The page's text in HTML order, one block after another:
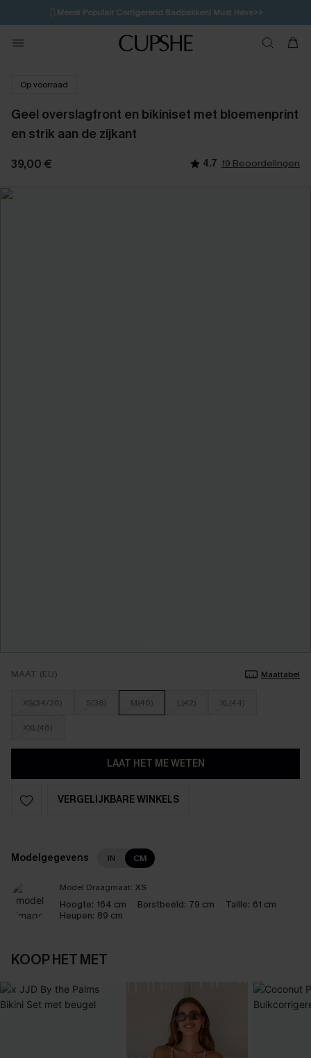
🩱Meest Populair Corrigerend Badpakken| Must Have>>
💌Abonneer je & ontvang tot 15% korting>>
Koop 3, krijg 15% korting | CODE: SW15
Op voorraad
Geel overslagfront en bikiniset met bloemenprint
en strik aan de zijkant
39,00 € 4.7 19 Beoordelingen
MAAT (EU) Maattabel
XS(34/36) S(38) M(40) L(42) XL(44)
XXL(46)
LAAT HET ME WETEN
VERGELIJKBARE WINKELS
Modelgegevens IN CM
Model Draagmaat: XS
Hoogte: 164 cm Borstbeeld: 79 cm Taille: 61 cm
Heupen: 89 cm
KOOP HET MET